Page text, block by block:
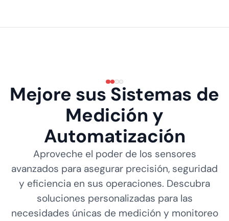
Mejore sus Sistemas de
Medición y
Automatización
Aproveche el poder de los sensores
avanzados para asegurar precisión, seguridad
y eficiencia en sus operaciones. Descubra
soluciones personalizadas para las
necesidades únicas de medición y monitoreo